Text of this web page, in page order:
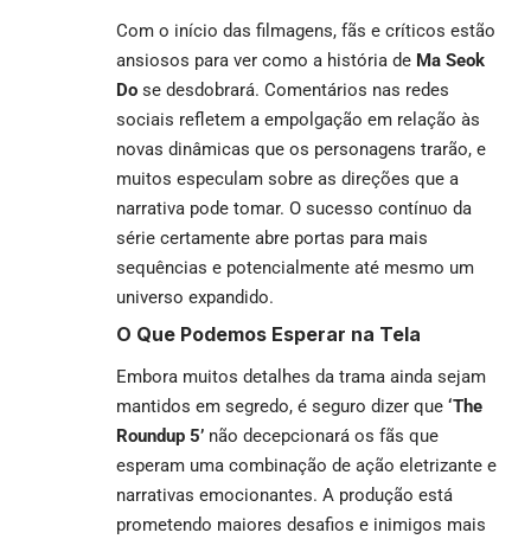
Com o início das filmagens, fãs e críticos estão
ansiosos para ver como a história de Ma Seok
Do se desdobrará. Comentários nas redes
sociais refletem a empolgação em relação às
novas dinâmicas que os personagens trarão, e
muitos especulam sobre as direções que a
narrativa pode tomar. O sucesso contínuo da
série certamente abre portas para mais
sequências e potencialmente até mesmo um
universo expandido.
O Que Podemos Esperar na Tela
Embora muitos detalhes da trama ainda sejam
mantidos em segredo, é seguro dizer que ‘The
Roundup 5’ não decepcionará os fãs que
esperam uma combinação de ação eletrizante e
narrativas emocionantes. A produção está
prometendo maiores desafios e inimigos mais